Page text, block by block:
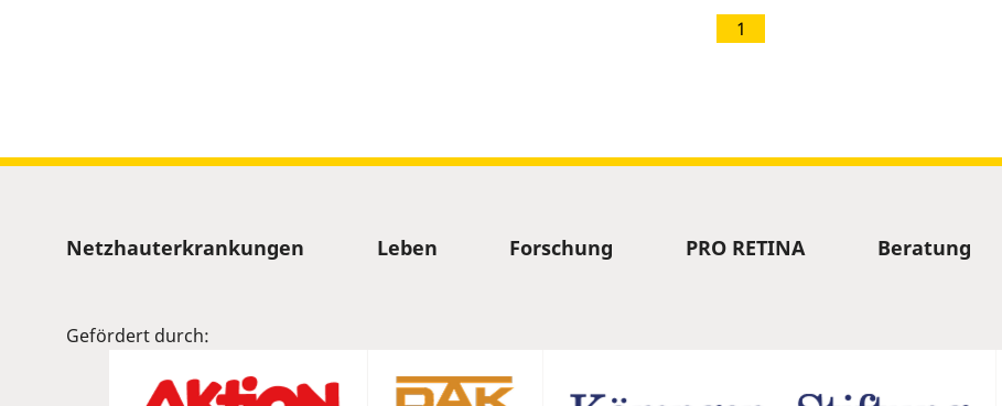
1
Sitemap
Netzhauterkrankungen Leben Forschung PRO RETINA Beratung
Gefördert durch: